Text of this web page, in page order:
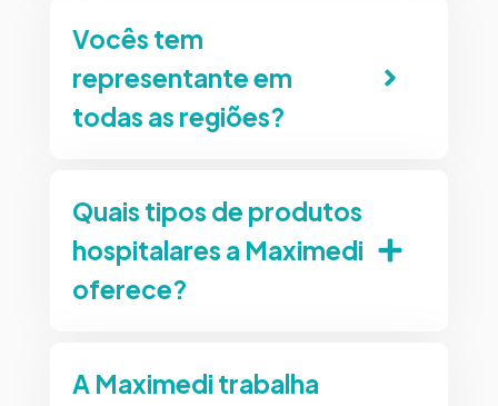
Vocês tem
representante em
todas as regiões?
Quais tipos de produtos
hospitalares a Maximedi
oferece?
A Maximedi trabalha